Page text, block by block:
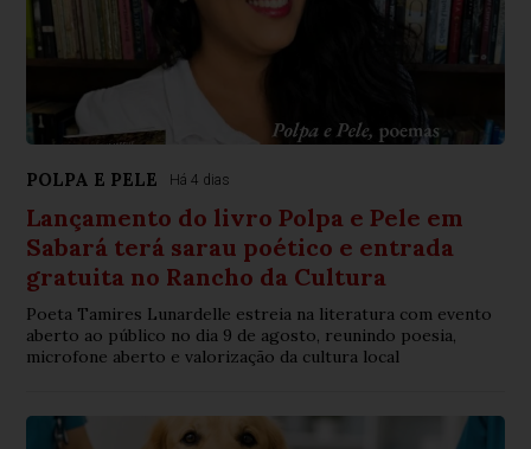
POLPA E PELE Há 4 dias
Lançamento do livro Polpa e Pele em
Sabará terá sarau poético e entrada
gratuita no Rancho da Cultura
Poeta Tamires Lunardelle estreia na literatura com evento
aberto ao público no dia 9 de agosto, reunindo poesia,
microfone aberto e valorização da cultura local